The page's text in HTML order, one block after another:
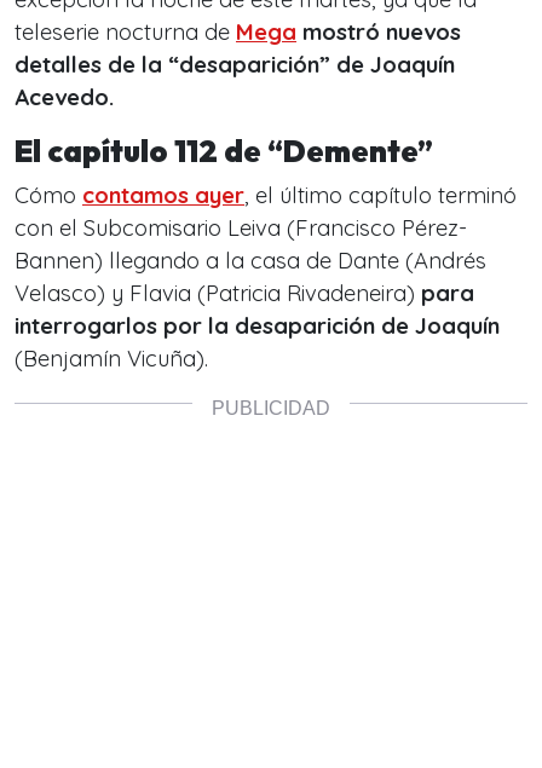
teleserie nocturna de Mega mostró nuevos
detalles de la “desaparición” de Joaquín
Acevedo.
El capítulo 112 de “Demente”
Cómo contamos ayer, el último capítulo terminó
con el Subcomisario Leiva (Francisco Pérez-
Bannen) llegando a la casa de Dante (Andrés
Velasco) y Flavia (Patricia Rivadeneira) para
interrogarlos por la desaparición de Joaquín
(Benjamín Vicuña).